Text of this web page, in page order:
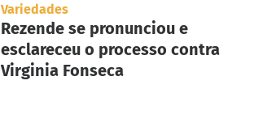
Variedades
Rezende se pronunciou e
esclareceu o processo contra
Virginia Fonseca